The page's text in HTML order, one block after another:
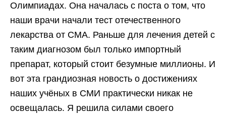
Олимпиадах. Она началась с поста о том, что
наши врачи начали тест отечественного
лекарства от СМА. Раньше для лечения детей с
таким диагнозом был только импортный
препарат, который стоит безумные миллионы. И
вот эта грандиозная новость о достижениях
наших учёных в СМИ практически никак не
освещалась. Я решила силами своего